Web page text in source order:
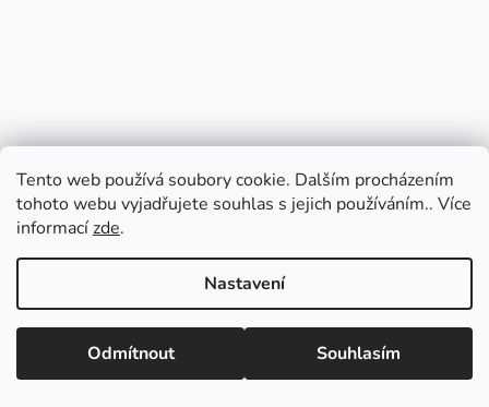
Tento web používá soubory cookie. Dalším procházením
tohoto webu vyjadřujete souhlas s jejich používáním.. Více
informacízde.
Nastavení
Odmítnout Souhlasím
Vážení zákazníci,
od 27. července do 9. srpna bude náš
velkoobchod zavřený z důvodu dovolené.
Poslední balíčky pošleme v pátek 24.7. a
potom až od 10. srpna.Vytvořil Shoptet
Copyright 2026Fili.cz. Všechna práva vyhrazena.